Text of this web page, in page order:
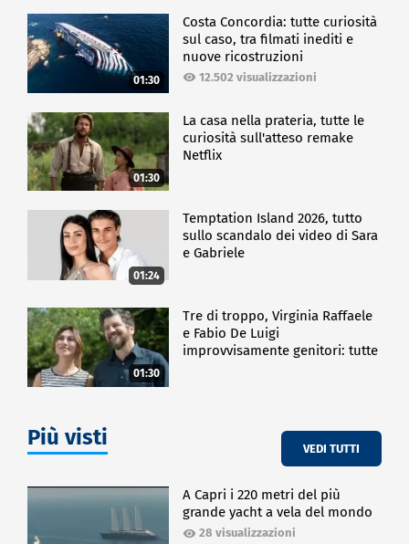
01:30
Costa Concordia: tutte curiosità
sul caso, tra filmati inediti e
nuove ricostruzioni
12.502 visualizzazioni
01:30
La casa nella prateria, tutte le
curiosità sull'atteso remake
Netflix
01:24
Temptation Island 2026, tutto
sullo scandalo dei video di Sara
e Gabriele
01:30
Tre di troppo, Virginia Raffaele
e Fabio De Luigi
improvvisamente genitori: tutte
Più visti VEDI TUTTI
A Capri i 220 metri del più
grande yacht a vela del mondo
28 visualizzazioni